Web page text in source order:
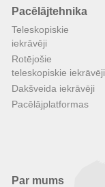
Pacēlājtehnika
Teleskopiskie
iekrāvēji
Rotējošie
teleskopiskie iekrāvēji
Dakšveida iekrāvēji
Pacēlājplatformas
Par mums